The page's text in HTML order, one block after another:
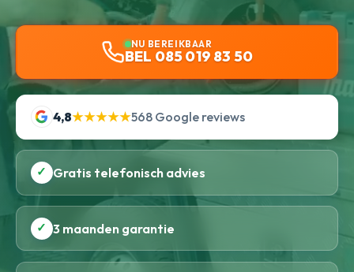
NU BEREIKBAAR
BEL 085 019 83 50
4,8★★★★★568 Google reviews
✓ Gratis telefonisch advies
✓ 3 maanden garantie